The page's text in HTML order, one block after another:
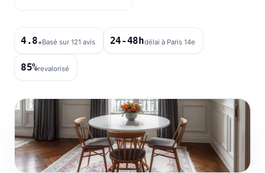
4.8★Basé sur 121 avis 24-48hdélai à Paris 14e
85%revalorisé